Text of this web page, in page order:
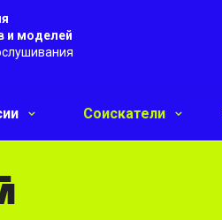
и моделей
Соискатели